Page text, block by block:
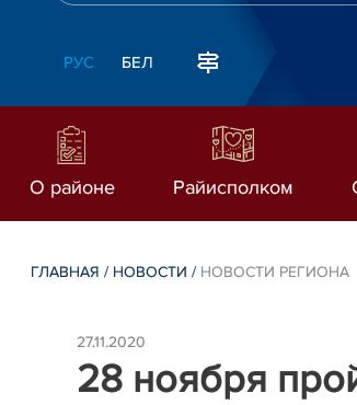
РУС БЕЛ
О районе Райисполком
ГЛАВНАЯ / НОВОСТИ / НОВОСТИ РЕГИОНА
27.11.2020
28 ноября